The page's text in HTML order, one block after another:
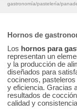
gastronomía/pastelería/
Hornos de
Los hornos para
representan un
y la producción de
diseñados para
cocineros,
y eficiencia. Gracias
resultados de
calidad y